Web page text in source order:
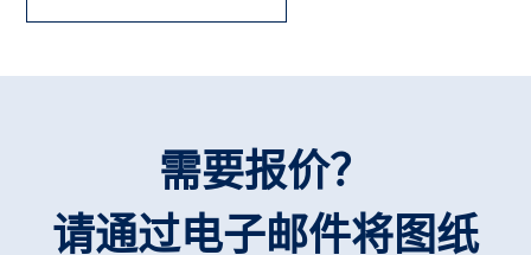
需要报价？
请通过电子邮件将图纸